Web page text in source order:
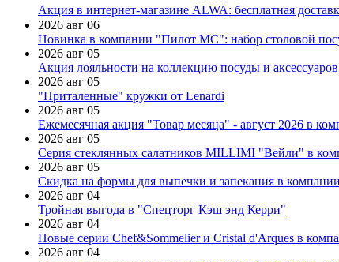
Акция в интернет-магазине ALWA: бесплатная
2026 авг 06
Новинка в компании "Пилот МС": набор столовой
2026 авг 05
Акция лояльности на коллекцию посуды и
2026 авг 05
"Приталенные" кружки от Lenardi
2026 авг 05
Ежемесячная акция "Товар месяца" - август 2026 в
2026 авг 05
Серия стеклянных салатников MILLIMI "Вейли" в
2026 авг 05
Скидка на формы для выпечки и запекания в
2026 авг 04
Тройная выгода в "Спецторг Кэш энд Керри"
2026 авг 04
Новые серии Chef&Sommelier и Cristal d'Arques в
2026 авг 04